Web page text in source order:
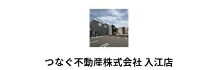
つなぐ不動産株式会社 入江店